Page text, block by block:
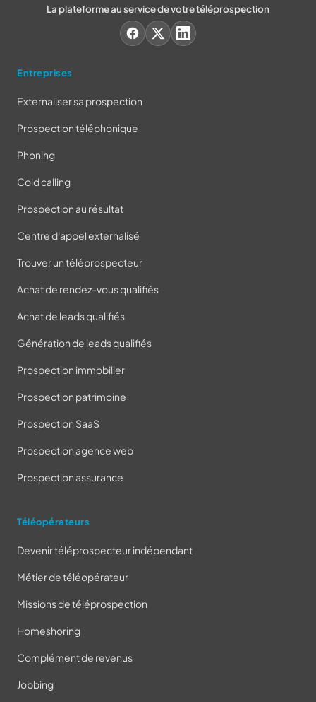
La plateforme au service de votre téléprospection
Entreprises
Externaliser sa prospection
Prospection téléphonique
Phoning
Cold calling
Prospection au résultat
Centre d'appel externalisé
Trouver un téléprospecteur
Achat de rendez-vous qualifiés
Achat de leads qualifiés
Génération de leads qualifiés
Prospection immobilier
Prospection patrimoine
Prospection SaaS
Prospection agence web
Prospection assurance
Téléopérateurs
Devenir téléprospecteur indépendant
Métier de téléopérateur
Missions de téléprospection
Homeshoring
Complément de revenus
Jobbing